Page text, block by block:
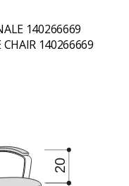
140266669
CHAIR 140266669